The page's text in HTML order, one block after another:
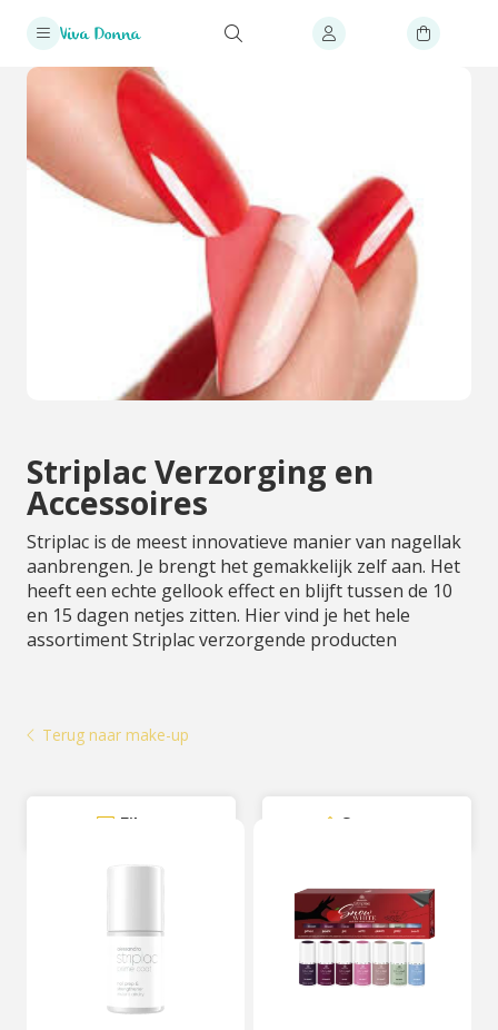
Striplac Verzorging en
Accessoires
Striplac is de meest innovatieve manier van nagellak
aanbrengen. Je brengt het gemakkelijk zelf aan. Het
heeft een echte gellook effect en blijft tussen de 10
en 15 dagen netjes zitten. Hier vind je het hele
assortiment Striplac verzorgende producten
Terug naar make-up
Filter Sorteer